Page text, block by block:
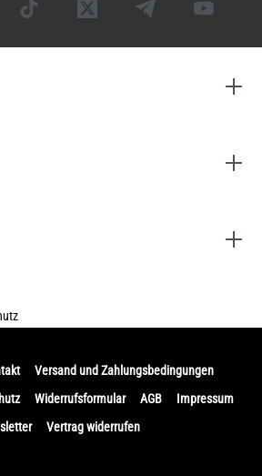
Versand und Zahlungsbedingungen
Widerrufsformular AGB
Impressum
Vertrag widerrufen